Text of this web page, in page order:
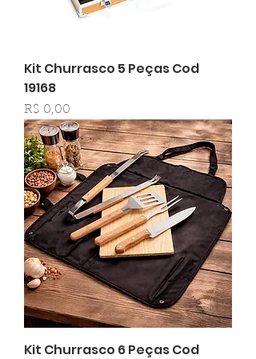
Kit Churrasco 5 Peças Cod
19168
Preço
R$ 0,00
Kit Churrasco 6 Peças Cod